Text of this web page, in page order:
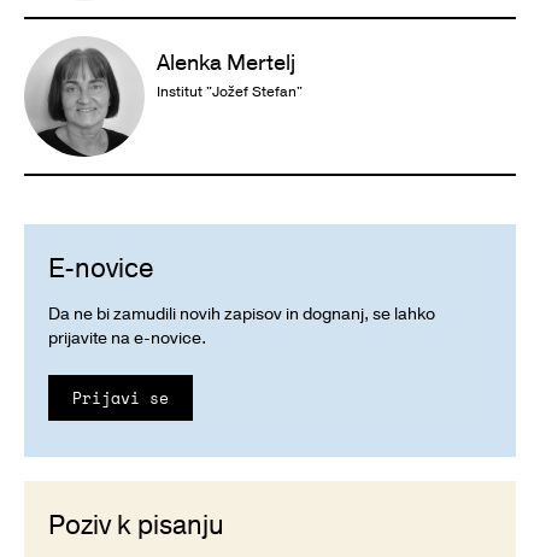
Alenka Mertelj
Institut "Jožef Stefan"
E-novice
Da ne bi zamudili novih zapisov in dognanj, se lahko
prijavite na e-novice.
Prijavi se
Poziv k pisanju